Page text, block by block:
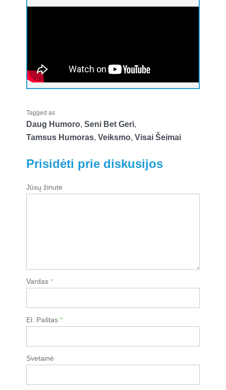
Tagged as
Daug Humoro, Seni Bet Geri,
Tamsus Humoras, Veiksmo, Visai Šeimai
Prisidėti prie diskusijos
Jūsų žinutė
Vardas *
El. Paštas *
Svetainė